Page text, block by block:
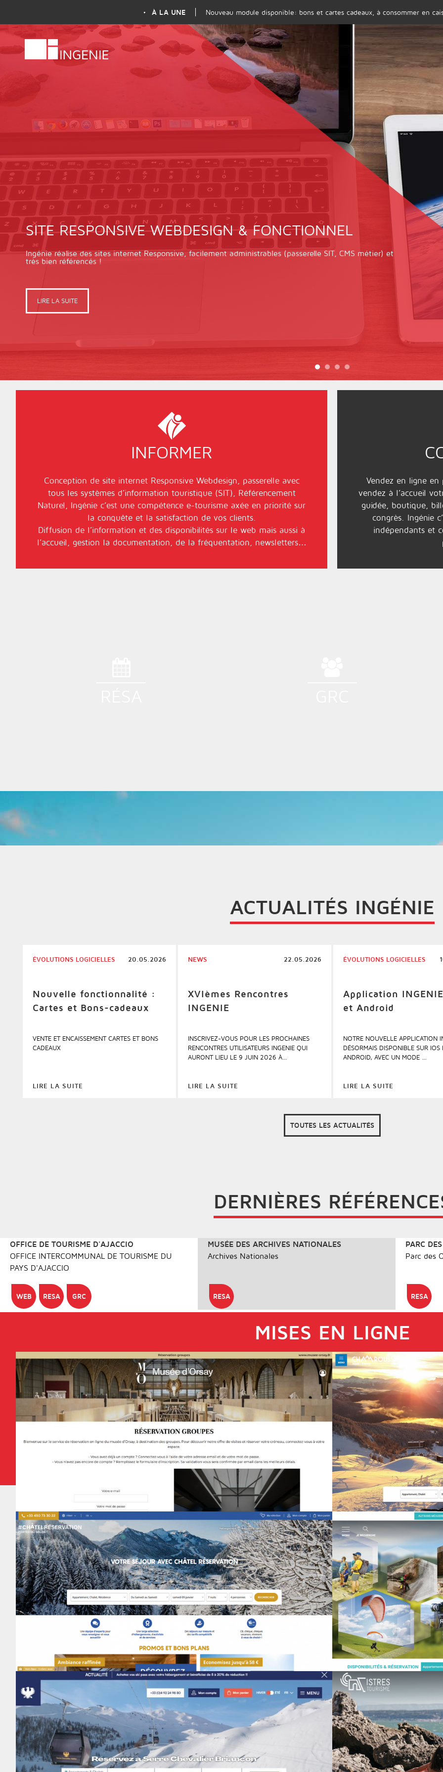
À LA UNE Nouveau module disponible: bons et cartes cadeaux, à consommer en
SITE RESPONSIVE WEBDESIGN & FONCTIONNEL
Ingénie réalise des sites internet Responsive, facilement administrables (passerelle SIT, CMS métier) et
très bien référencés !
LIRE LA SUITE
SOCIÉTÉ PRODUITS
INFORMER
Conception de site internet Responsive Webdesign, passerelle avec
tous les systèmes d’information touristique (SIT), Référencement
Naturel , Ingénie c’est une compétence e-tourisme axée en priorité sur
la conquête et la satisfaction de vos clients.
Diffusion de l’information et des disponibilités sur le web mais aussi à
l’accueil, gestion la documentation, de la fréquentation, newsletters…
Vendez en ligne en
vendez à l’accueil
guidée, boutique,
congrès. Ingénie
indépendants et
Property Management System - PMS
ACTUALITÉS INGÉNIE
ÉVOLUTIONS LOGICIELLES
Nouvelle fonctionnalité :
Cartes et Bons-cadeaux
20.05.2026
VENTE ET ENCAISSEMENT CARTES ET BONS
CADEAUX
LIRE LA SUITE
NEWS
XVIèmes Rencontres
INGENIE
22.05.2026
INSCRIVEZ-VOUS POUR LES PROCHAINES
RENCONTRES UTILISATEURS INGENIE QUI
AURONT LIEU LE 9 JUIN 2026 À...
LIRE LA SUITE
ÉVOLUTIONS LOGICIELLES
Application
et Android
NOTRE NOUVELLE APPLICATION
DÉSORMAIS DISPONIBLE SUR IOS
ANDROID, AVEC UN MODE ...
LIRE LA SUITE
TOUTES LES ACTUALITÉS
DERNIÈRES
OFFICE DE TOURISME D'AJACCIO
WEB RESA GRC
OFFICE INTERCOMMUNAL DE TOURISME DU
PAYS D'AJACCIO
MUSÉE DES ARCHIVES NATIONALES
RESA
Archives Nationales
PARC
RESA
Parc des
MISES EN LIGNE
Nom de destination sur la liste
RESA GRC
WEB GRC
Nom de destination sur la liste